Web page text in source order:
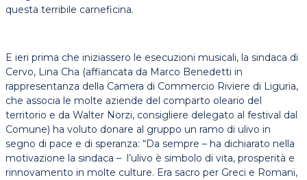
questa terribile carneficina.
E ieri prima che iniziassero le esecuzioni musicali, la sindaca di
Cervo, Lina Cha (affiancata da Marco Benedetti in
rappresentanza della Camera di Commercio Riviere di Liguria,
che associa le molte aziende del comparto oleario del
territorio e da Walter Norzi, consigliere delegato al festival dal
Comune) ha voluto donare al gruppo un ramo di ulivo in
segno di pace e di speranza: “Da sempre – ha dichiarato nella
motivazione la sindaca – l’ulivo è simbolo di vita, prosperità e
rinnovamento in molte culture. Era sacro per Greci e Romani,